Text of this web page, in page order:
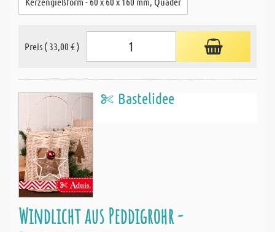
Preis ( 33,00 € )
Bastelidee
Windlicht aus Peddigrohr -